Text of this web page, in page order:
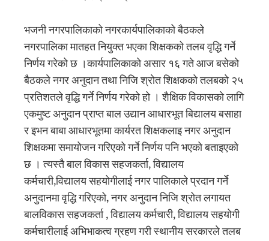
भजनी नगरपालिकाको नगरकार्यपालिकाको बैठकले
नगरपालिका मातहत नियुक्त भएका शिक्षकको तलब वृद्धि गर्ने
निर्णय गरेको छ ।कार्यपालिकाको असार १६ गते आज बसेको
बैठकले नगर अनुदान तथा निजि श्रोत शिक्षकको तलबको २५
प्रतिशतले वृद्धि गर्ने निर्णय गरेको हो । शैक्षिक विकासको लागि
एकमुष्ट अनुदान प्राप्त बाल उद्यान आधारभूत बिद्यालय बसाहा
र इभन बाबा आधारभूतमा कार्यरत शिक्षकलाइ नगर अनुदान
शिक्षकमा समायोजन गरिएको गर्ने निर्णय पनि भएको बताइएको
छ । त्यस्तै बाल विकास सहजकर्ता, विद्यालय
कर्मचारी,विद्यालय सहयोगीलाई नगर पालिकाले प्रदान गर्ने
अनुदानमा वृद्धि गरिएको, नगर अनुदान निजि श्रोत लगायत
बालविकास सहजकर्ता , विद्यालय कर्मचारी, विद्यालय सहयोगी
कर्मचारीलाई अभिभाकत्व ग्रहण गरी स्थानीय सरकारले तलब